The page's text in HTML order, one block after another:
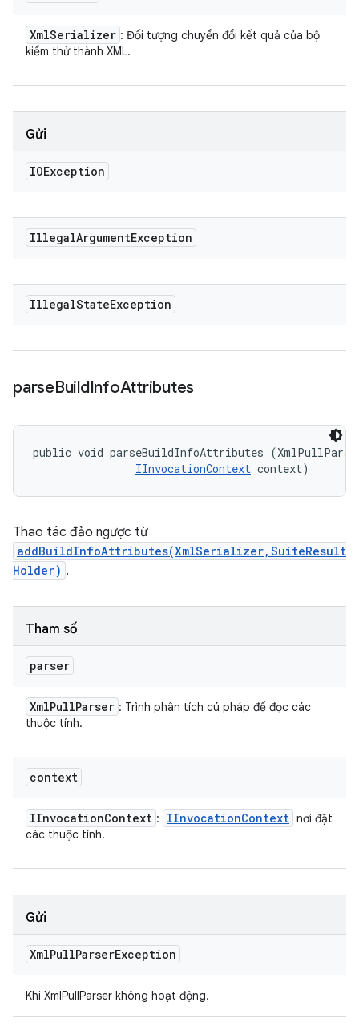
XmlSerializer : Đối tượng chuyển đổi kết quả của bộ
kiểm thử thành XML.
Gửi
IOException
IllegalArgumentException
IllegalStateException
parseBuildInfoAttributes
public void parseBuildInfoAttributes
IInvocationContext context)
Thao tác đảo ngược từ
addBuildInfoAttributes(XmlSerializer,SuiteResult
Holder) .
Tham số
parser
XmlPullParser : Trình phân tích cú pháp để đọc các
thuộc tính.
context
IInvocationContext : IInvocationContext nơi đặt
các thuộc tính.
Gửi
XmlPullParserException
Khi XmlPullParser không hoạt động.